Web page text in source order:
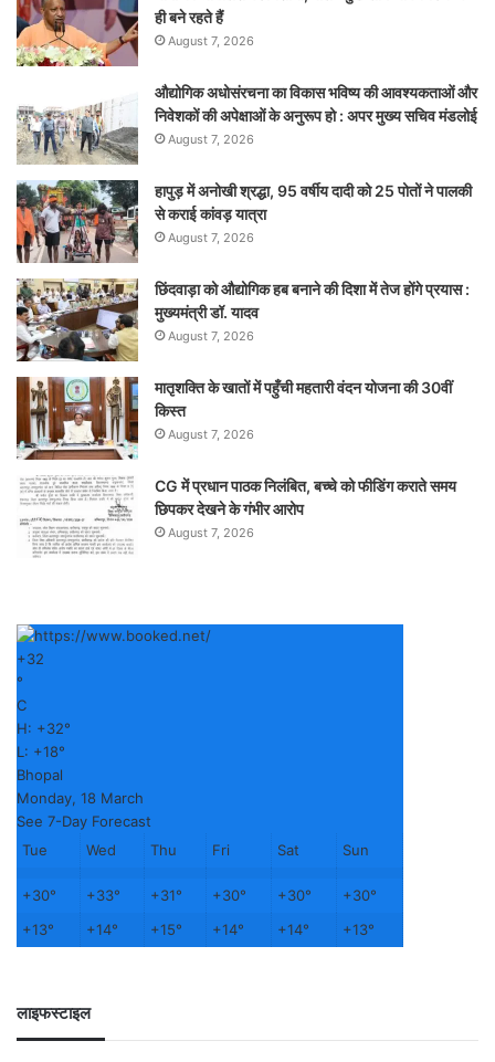
ही बने रहते हैं
August 7, 2026
औद्योगिक अधोसंरचना का विकास भविष्य की आवश्यकताओं और
निवेशकों की अपेक्षाओं के अनुरूप हो : अपर मुख्य सचिव मंडलोई
August 7, 2026
हापुड़ में अनोखी श्रद्धा, 95 वर्षीय दादी को 25 पोतों ने पालकी
से कराई कांवड़ यात्रा
August 7, 2026
छिंदवाड़ा को औद्योगिक हब बनाने की दिशा में तेज होंगे प्रयास :
मुख्यमंत्री डॉ. यादव
August 7, 2026
मातृशक्ति के खातों में पहुँची महतारी वंदन योजना की 30वीं
किस्त
August 7, 2026
CG में प्रधान पाठक निलंबित, बच्चे को फीडिंग कराते समय
छिपकर देखने के गंभीर आरोप
August 7, 2026
+32
°
C
H: +32°
L: +18°
Bhopal
Monday, 18 March
See 7-Day Forecast
Tue
Wed Thu Fri Sat Sun
+30° +33° +31° +30° +30° +30°
+13° +14° +15° +14° +14° +13°
लाइफस्टाइल